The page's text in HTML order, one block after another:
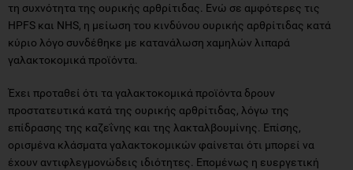
τη συχνότητα της ουρικής αρθρίτιδας. Ενώ σε αμφότερες τις
HPFS και NHS, η μείωση του κινδύνου ουρικής αρθρίτιδας κατά
κύριο λόγο συνδέθηκε με κατανάλωση χαμηλών λιπαρά
γαλακτοκομικά προϊόντα.
Έχει προταθεί ότι τα γαλακτοκομικά προϊόντα δρουν
προστατευτικά κατά της ουρικής αρθρίτιδας, λόγω της
επίδρασης της καζεΐνης και της λακταλβουμίνης. Επίσης,
ορισμένα κλάσματα γαλακτοκομικών φαίνεται ότι μπορεί να
έχουν αντιφλεγμονώδεις ιδιότητες. Επομένως η ευεργετική